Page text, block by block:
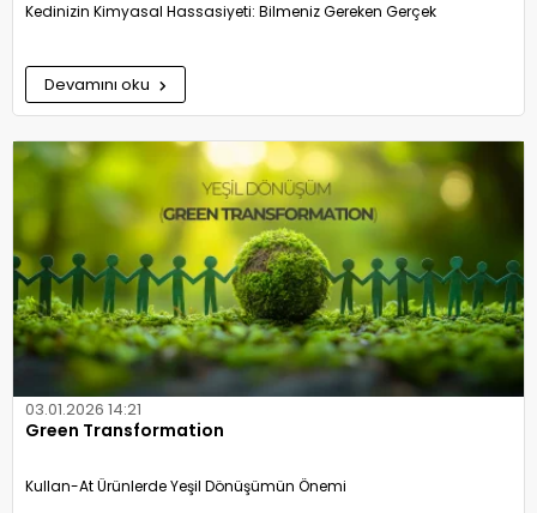
Kedinizin Kimyasal Hassasiyeti: Bilmeniz Gereken Gerçek
Devamını oku
03.01.2026 14:21
Green Transformation
Kullan-At Ürünlerde Yeşil Dönüşümün Önemi